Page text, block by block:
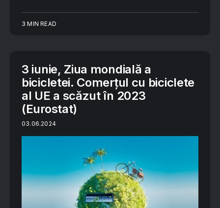
3 MIN READ
3 iunie, Ziua mondială a
bicicletei. Comerțul cu biciclete
al UE a scăzut în 2023
(Eurostat)
03.06.2024